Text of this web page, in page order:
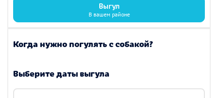
Выгул
В вашем районе
Когда нужно погулять с собакой?
Выберите даты выгула